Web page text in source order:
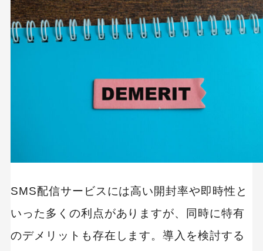
副業
初心者 iOSアプリ
SMS配信サービスには高い開封率や即時性と
いった多くの利点がありますが、同時に特有
のデメリットも存在します。導入を検討する